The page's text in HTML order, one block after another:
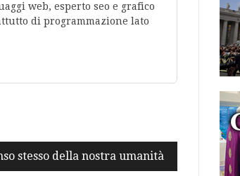
web, esperto seo e grafico
di programmazione lato
stesso della nostra umanità